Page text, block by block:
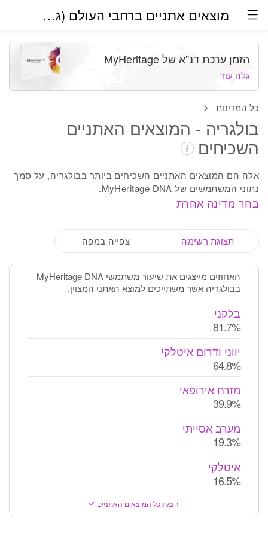
מוצאים אתניים ברחבי העולם (גרסת בטא)
כל המדינות
בולגריה - המוצאים האתניים
השכיחים
אלה הם המוצאים האתניים השכיחים ביותר בבולגריה, על סמך
נתוני המשתמשים של MyHeritage DNA.
בחר מדינה אחרת
הזמן ערכת דנ''א של MyHeritage
גלה עוד
תצוגת רשימה צפייה במפה
האחוזים מייצגים את שיעור משתמשי MyHeritage DNA
בבולגריה אשר משתייכים למוצא האתני המצוין.
בלקני
81.7%
יווני ודרום איטלקי
64.8%
מזרח אירופאי
39.9%
מערב אסייתי
19.3%
איטלקי
16.5%
הצגת כל המוצאים האתניים